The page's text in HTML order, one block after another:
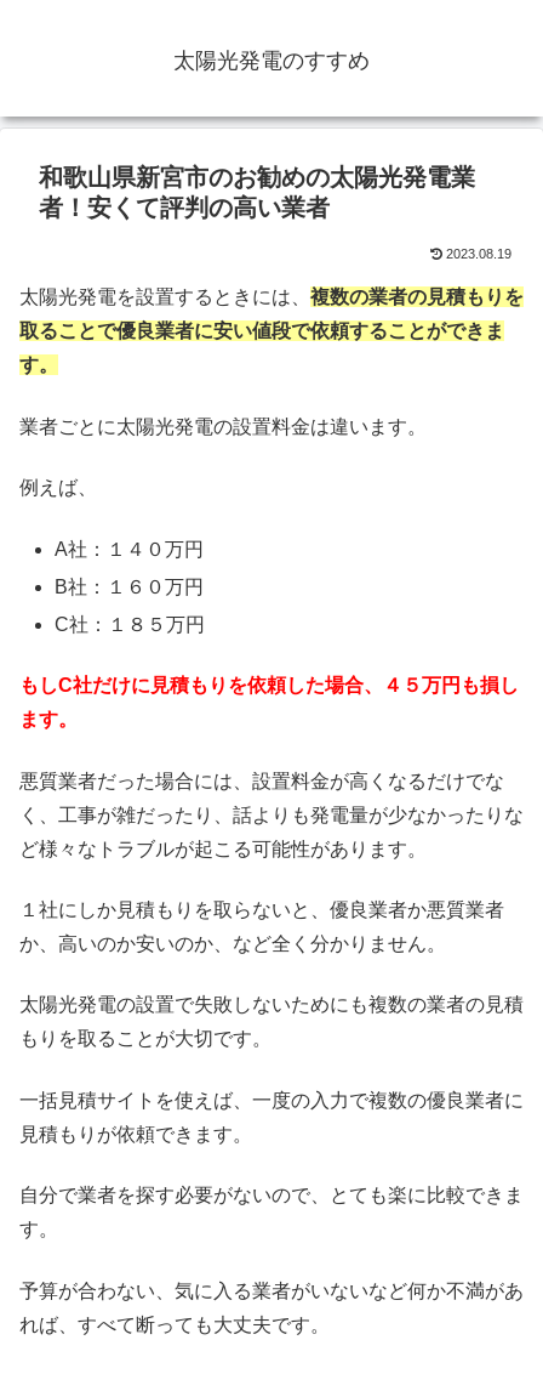
太陽光発電のすすめ
和歌山県新宮市のお勧めの太陽光発電業
者！安くて評判の高い業者
2023.08.19
太陽光発電を設置するときには、 複数の業者の見積もりを
取ることで優良業者に安い値段で依頼することができま
す。
業者ごとに太陽光発電の設置料金は違います。
例えば、
A社：１４０万円
B社：１６０万円
C社：１８５万円
もしC社だけに見積もりを依頼した場合、４５万円も損し
ます。
悪質業者だった場合には、設置料金が高くなるだけでな
く、工事が雑だったり、話よりも発電量が少なかったりな
ど様々なトラブルが起こる可能性があります。
１社にしか見積もりを取らないと、優良業者か悪質業者
か、高いのか安いのか、など全く分かりません。
太陽光発電の設置で失敗しないためにも複数の業者の見積
もりを取ることが大切です。
一括見積サイトを使えば、一度の入力で複数の優良業者に
見積もりが依頼できます。
自分で業者を探す必要がないので、とても楽に比較できま
す。
予算が合わない、気に入る業者がいないなど何か不満があ
れば、すべて断っても大丈夫です。